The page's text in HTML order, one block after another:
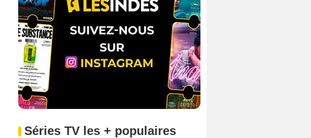
Séries TV les + populaires